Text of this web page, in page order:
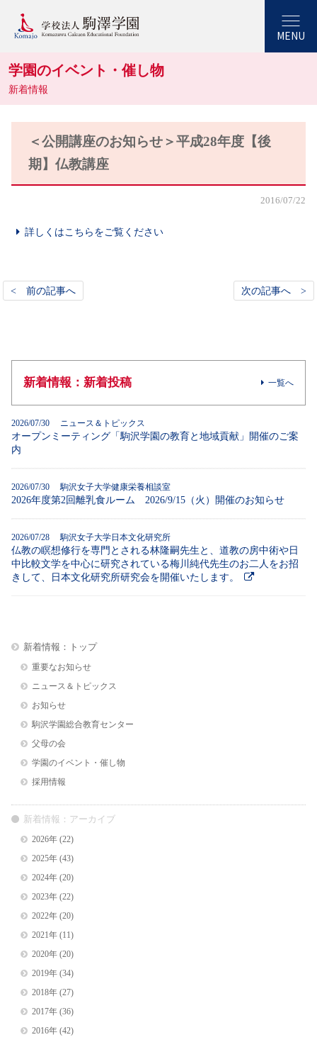
MENU
学園のイベント・催し物
新着情報
＜公開講座のお知らせ＞平成28年度【後
期】仏教講座
2016/07/22
詳しくはこちらをご覧ください
< 前の記事へ 次の記事へ >
新着情報：新着投稿 一覧へ
2026/07/30 ニュース＆トピックス
オープンミーティング「駒沢学園の教育と地域貢献」開催のご案
内
2026/07/30 駒沢女子大学健康栄養相談室
2026年度第2回離乳食ルーム 2026/9/15（火）開催のお知らせ
2026/07/28 駒沢女子大学日本文化研究所
仏教の瞑想修行を専門とされる林隆嗣先生と、道教の房中術や日
中比較文学を中心に研究されている梅川純代先生のお二人をお招
きして、日本文化研究所研究会を開催いたします。
新着情報：トップ
重要なお知らせ
ニュース＆トピックス
お知らせ
駒沢学園総合教育センター
父母の会
学園のイベント・催し物
採用情報
新着情報：アーカイブ
2026年(22)
2025年(43)
2024年(20)
2023年(22)
2022年(20)
2021年(11)
2020年(20)
2019年(34)
2018年(27)
2017年(36)
2016年(42)